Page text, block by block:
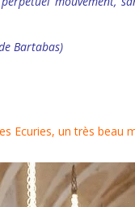
Bartabas)
Ecuries, un très beau